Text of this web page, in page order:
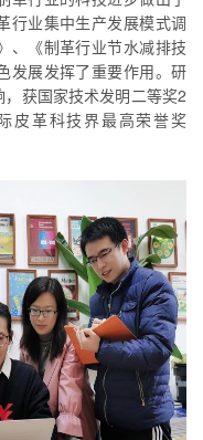
行业集中生产发展模式调
、《制革行业节水减排技
发展发挥了重要作用。研
获国家技术发明二等奖2
皮革科技界最高荣誉奖